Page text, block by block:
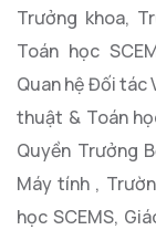
Trưởng khoa,
Toán học
Quan hệ Đối tác
thuật & Toán
Quyền Trưởng
Máy tính ,
học SCEMS,